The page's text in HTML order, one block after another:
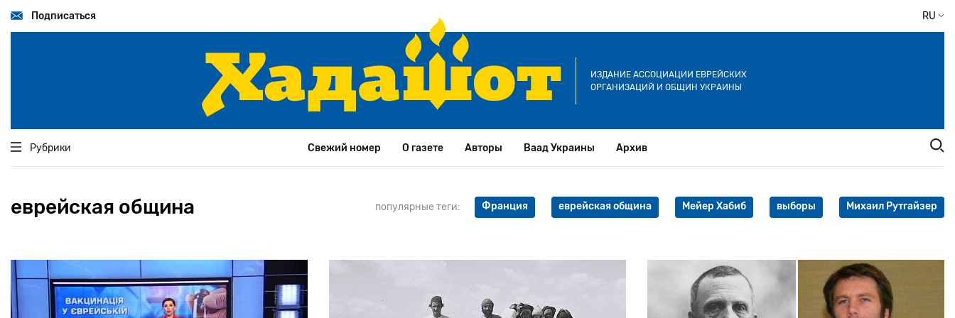
основномуПодписаться RU
ИЗДАНИЕ АССОЦИАЦИИ ЕВРЕЙСКИХ
ОРГАНИЗАЦИЙ И ОБЩИН УКРАИНЫ
Рубрики Свежий номер О газете Авторы Ваад Украины Архив
еврейская община популярные теги: Франция еврейская община Мейер Хабиб выборы Михаил Рутгайзер